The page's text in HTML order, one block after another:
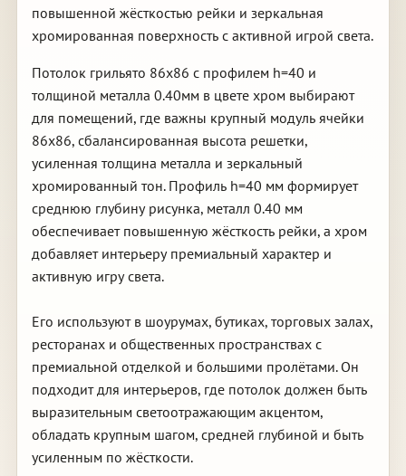
повышенной жёсткостью рейки и зеркальная
хромированная поверхность с активной игрой света.
Потолок грильято 86х86 с профилем h=40 и
толщиной металла 0.40мм в цвете хром выбирают
для помещений, где важны крупный модуль ячейки
86х86, сбалансированная высота решетки,
усиленная толщина металла и зеркальный
хромированный тон. Профиль h=40 мм формирует
среднюю глубину рисунка, металл 0.40 мм
обеспечивает повышенную жёсткость рейки, а хром
добавляет интерьеру премиальный характер и
активную игру света.
Его используют в шоурумах, бутиках, торговых залах,
ресторанах и общественных пространствах с
премиальной отделкой и большими пролётами. Он
подходит для интерьеров, где потолок должен быть
выразительным светоотражающим акцентом,
обладать крупным шагом, средней глубиной и быть
усиленным по жёсткости.